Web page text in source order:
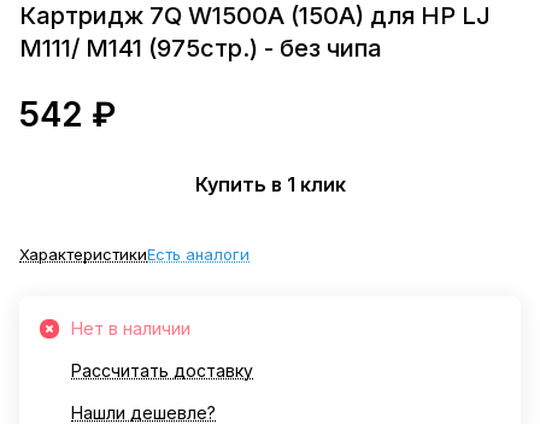
Картридж 7Q W1500A (150A) для HP LJ
M111/ M141 (975стр.) - без чипа
542 ₽
Купить в 1 клик
ХарактеристикиЕсть аналоги
Нет в наличии
Рассчитать доставку
Нашли дешевле?